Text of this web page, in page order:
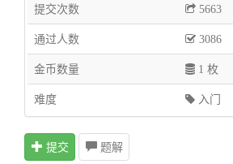
提交次数
5663
通过人数 3086
金币数量 1 枚
难度 入门
提交 题解